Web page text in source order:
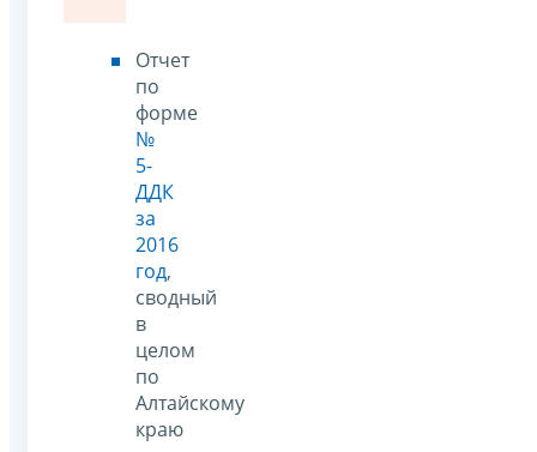
Отчет
по
форме
№
5-
ДДК
за
2016
год,
сводный
в
целом
по
Алтайскому
краю